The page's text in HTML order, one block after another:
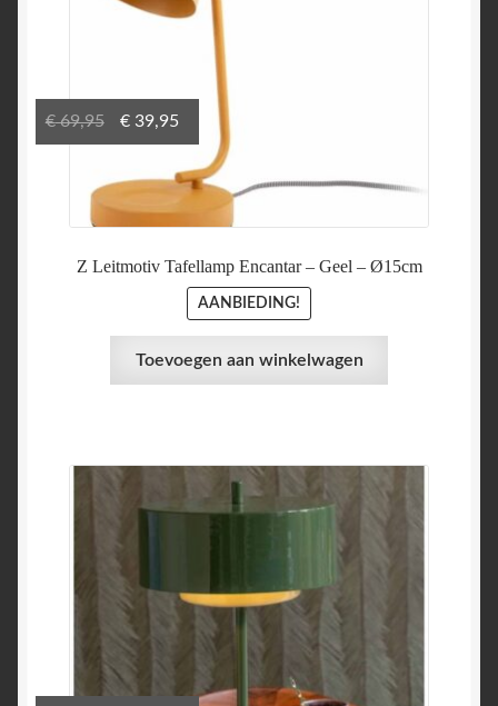
Z Leitmotiv Tafellamp Encantar – Geel – Ø15cm
AANBIEDING!
€69,95
Oorspronkelijke
prijs
was:
€39,95Huidige
prijs
is:
€ 39,95.
Toevoegen aan winkelwagen